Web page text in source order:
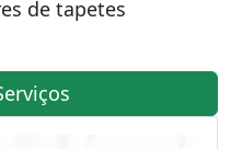
de tapetes